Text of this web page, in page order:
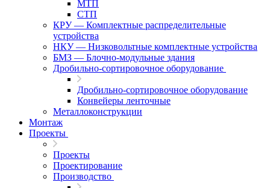
МТП
СТП
КРУ — Комплектные распределительные
устройства
НКУ — Низковольтные комплектные устройства
БМЗ — Блочно-модульные здания
Дробильно-сортировочное оборудование
Дробильно-сортировочное оборудование
Конвейеры ленточные
Металлоконструкции
Монтаж
Проекты
Проекты
Проектирование
Производство